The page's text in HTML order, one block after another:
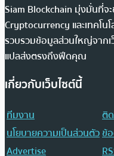
Siam Blockchain มุ่งมั่นที่จ
Cryptocurrency และเทคโน
รวบรวมข้อมูลส่วนใหญ่จากเ
แปลส่งตรงถึงฟีดคุณ
เกี่ยวกับเว็บไซต์นี้
ทีมงาน
ติ
นโยบายความเป็นส่วนตัวข้
Advertise